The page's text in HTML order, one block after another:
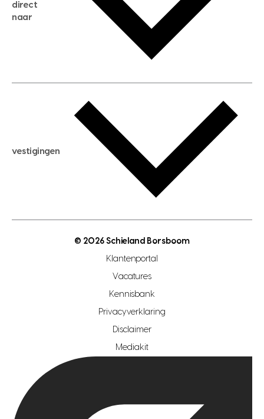
huis kopen
aankoopadvies
verkoopadvies
hypotheekadvies
direct
naar
hypotheek berekenen
maximale hypotheek berekenen
hypotheek bespaarcheck
gratis zoekprofiel aanmaken
open woningwaarde dag
vestigingen
makelaar regio zoetermeer
hypotheekshop regio den haag
hypotheekshop regio rotterdam
© 2026 Schieland Borsboom
Klantenportal
Vacatures
Kennisbank
Privacyverklaring
Disclaimer
Mediakit